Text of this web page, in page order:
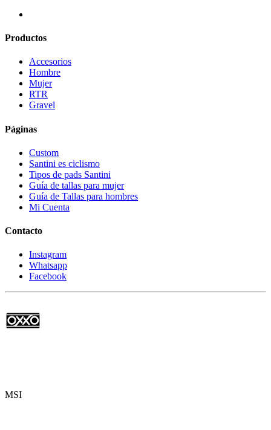
Productos
Accesorios
Hombre
Mujer
RTR
Gravel
Páginas
Custom
Santini es ciclismo
Tipos de pads Santini
Guía de tallas para mujer
Guía de Tallas para hombres
Mi Cuenta
Contacto
Instagram
Whatsapp
Facebook
MSI